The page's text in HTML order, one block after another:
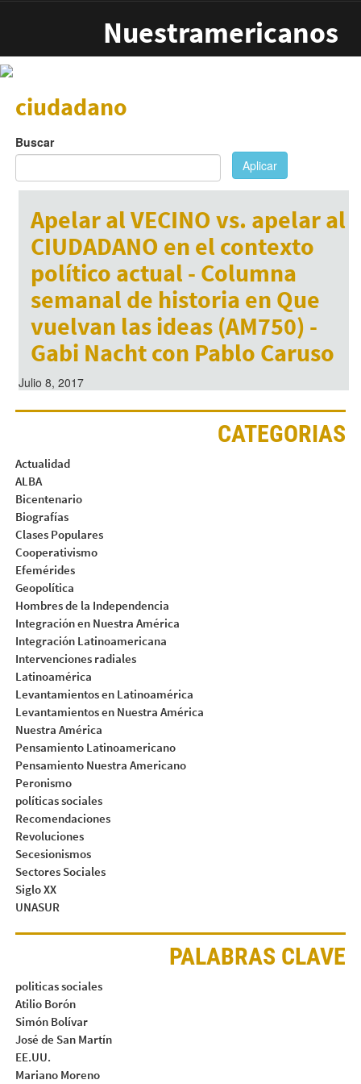
Nuestramericanos
ciudadano
Buscar
Aplicar
Apelar al VECINO vs. apelar al
CIUDADANO en el contexto
político actual - Columna
semanal de historia en Que
vuelvan las ideas (AM750) -
Gabi Nacht con Pablo Caruso
Julio 8, 2017
CATEGORIAS
Actualidad
ALBA
Bicentenario
Biografías
Clases Populares
Cooperativismo
Efemérides
Geopolítica
Hombres de la Independencia
Integración en Nuestra América
Integración Latinoamericana
Intervenciones radiales
Latinoamérica
Levantamientos en Latinoamérica
Levantamientos en Nuestra América
Nuestra América
Pensamiento Latinoamericano
Pensamiento Nuestra Americano
Peronismo
políticas sociales
Recomendaciones
Revoluciones
Secesionismos
Sectores Sociales
Siglo XX
UNASUR
PALABRAS CLAVE
politicas sociales
Atilio Borón
Simón Bolívar
José de San Martín
EE.UU.
Mariano Moreno